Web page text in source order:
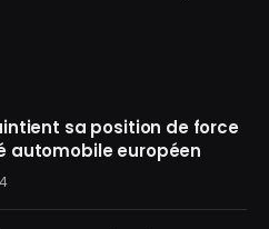
sa position de force
automobile européen